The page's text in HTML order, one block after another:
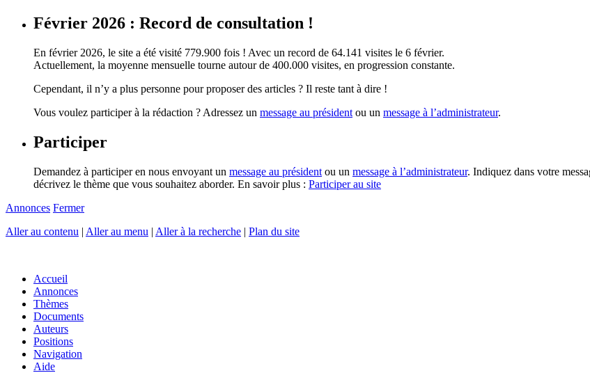
Février 2026 : Record de consultation !
En février 2026, le site a été visité 779.900 fois ! Avec un record de 64.141 visites le 6 février.
Actuellement, la moyenne mensuelle tourne autour de 400.000 visites, en progression constante.
Cependant, il n’y a plus personne pour proposer des articles ? Il reste tant à dire !
Vous voulez participer à la rédaction ? Adressez un message au président ou un message à l’administrateur.
Participer
Demandez à participer en nous envoyant un message au président ou un message à l’administrateur. Indiquez dans votre
décrivez le thème que vous souhaitez aborder. En savoir plus : Participer au site
Annonces Fermer
Aller au contenu | Aller au menu | Aller à la recherche | Plan du site
Accueil
Annonces
Thèmes
Documents
Auteurs
Positions
Navigation
Aide